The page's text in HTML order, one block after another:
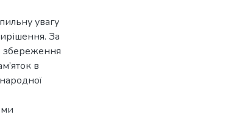
увагу
За
збереження
в